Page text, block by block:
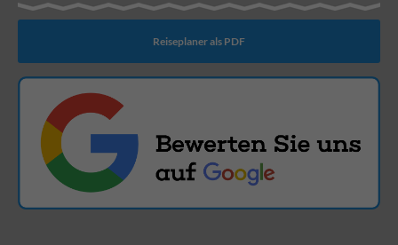
Reiseplaner als PDF